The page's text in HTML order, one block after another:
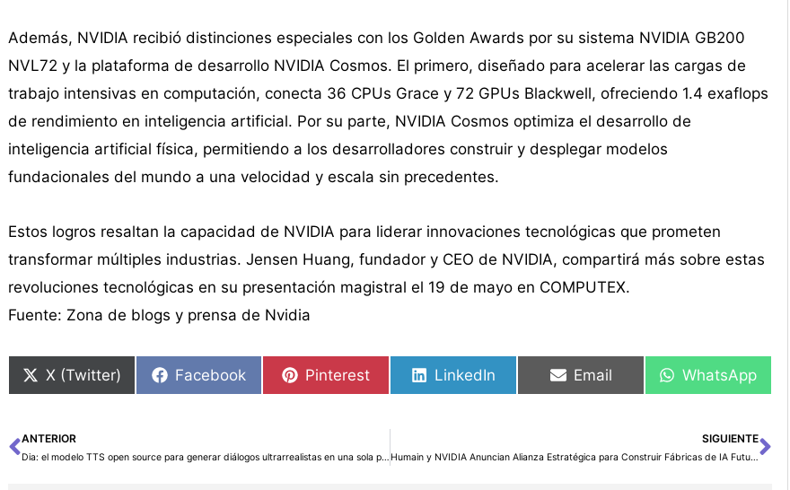
Además, NVIDIA recibió distinciones especiales con los Golden Awards por su sistema NVIDIA GB200
NVL72 y la plataforma de desarrollo NVIDIA Cosmos. El primero, diseñado para acelerar las cargas de
trabajo intensivas en computación, conecta 36 CPUs Grace y 72 GPUs Blackwell, ofreciendo 1.4 exaflops
de rendimiento en inteligencia artificial. Por su parte, NVIDIA Cosmos optimiza el desarrollo de
inteligencia artificial física, permitiendo a los desarrolladores construir y desplegar modelos
fundacionales del mundo a una velocidad y escala sin precedentes.
Estos logros resaltan la capacidad de NVIDIA para liderar innovaciones tecnológicas que prometen
transformar múltiples industrias. Jensen Huang, fundador y CEO de NVIDIA, compartirá más sobre estas
revoluciones tecnológicas en su presentación magistral el 19 de mayo en COMPUTEX.
Fuente: Zona de blogs y prensa de Nvidia
X (Twitter) Facebook Pinterest LinkedIn Email WhatsApp
Ant
ANTERIOR
Dia: el modelo TTS open source para generar diálogos ultrarrealistas en una sola pasada
SIGUIENTE
Humain y NVIDIA Anuncian Alianza Estratégica para Construir Fábricas de IA Futuras en Arabia Saudita